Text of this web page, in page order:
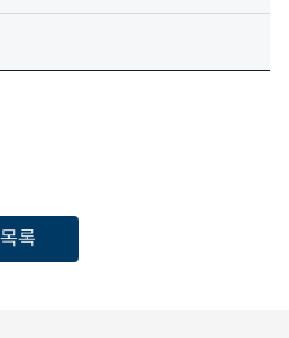
목록